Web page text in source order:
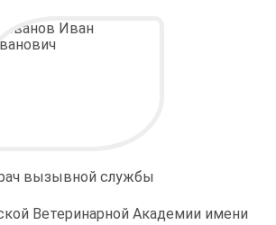
вызывной службы
Ветеринарной Академии имени